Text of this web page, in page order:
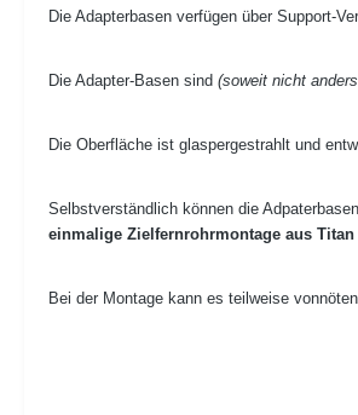
Die Adapterbasen verfügen über Support-
Die Adapter-Basen sind (soweit nicht
Die Oberfläche ist glaspergestrahlt und
Selbstverständlich können die
einmalige Zielfernrohrmontage aus
Bei der Montage kann es teilweise